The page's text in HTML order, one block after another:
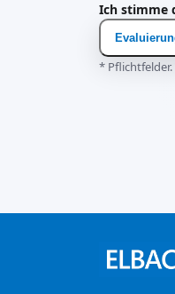
Ich stimme
*